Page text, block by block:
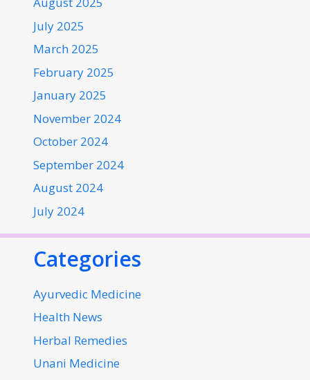
July 2025
March 2025
February 2025
January 2025
November 2024
October 2024
September 2024
August 2024
July 2024
Categories
Ayurvedic Medicine
Health News
Herbal Remedies
Unani Medicine